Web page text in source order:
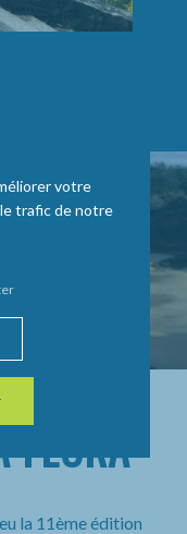
FLORA
la 11ème édition
votre
trafic de notre